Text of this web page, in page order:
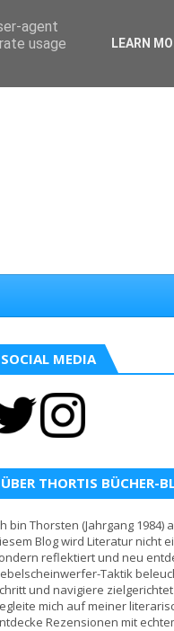
SOCIAL MEDIA
ÜBER THORTIS BÜCHER-
bin Thorsten (Jahrgang 1984)
Blog wird Literatur nicht
reflektiert und neu
Taktik
und navigiere
mich auf meiner
Rezensionen mit
agent
usage
LEARN